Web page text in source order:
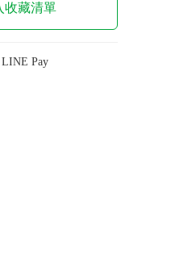
收藏清單
Pay